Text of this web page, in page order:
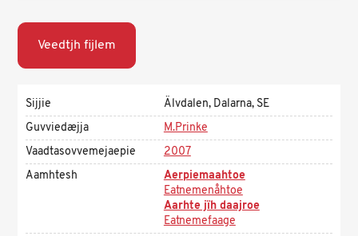
Veedtjh fijlem
Sijjie
Älvdalen, Dalarna, SE
Guvviedæjja
M.Prinke
Vaadtasovvemejaepie
2007
Aamhtesh
Aerpiemaahtoe
Eatnemenåhtoe
Aarhte jïh daajroe
Eatnemefaage